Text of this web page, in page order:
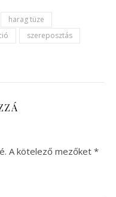
harag tüze
szereposztás
A kötelező mezőket *